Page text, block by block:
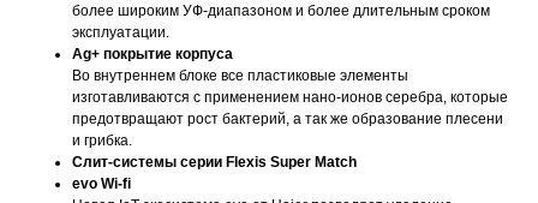
более широким УФ-диапазоном и более длительным сроком
эксплуатации.
Ag+ покрытие корпуса
Во внутреннем блоке все пластиковые элементы
изготавливаются с применением нано-ионов серебра, которые
предотвращают рост бактерий, а так же образование плесени
и грибка.
Слит-системы серии Flexis Super Match
evo Wi-fi